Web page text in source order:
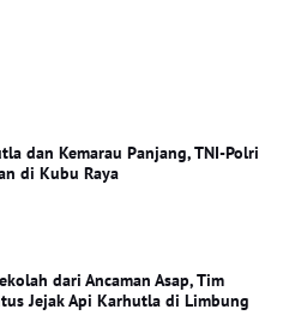
dan Kemarau Panjang, TNI-Polri
di Kubu Raya
dari Ancaman Asap, Tim
Jejak Api Karhutla di Limbung